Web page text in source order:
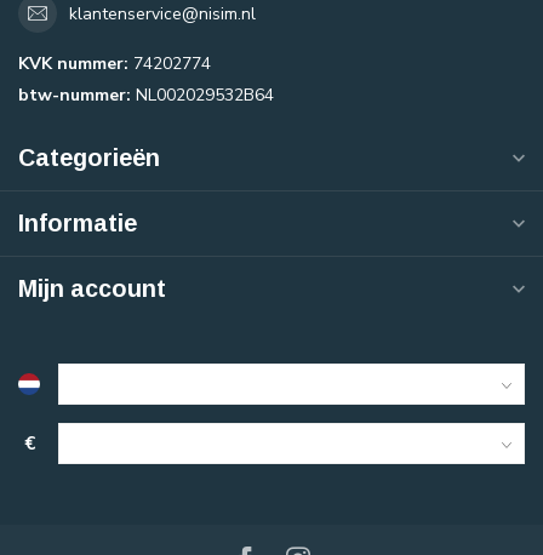
klantenservice@nisim.nl
KVK nummer: 74202774
btw-nummer: NL002029532B64
Categorieën
Informatie
Mijn account
€